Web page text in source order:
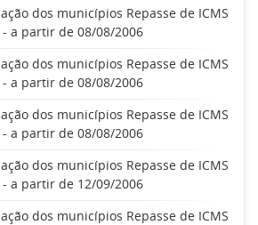
dos municípios Repasse de ICMS
- a partir de 08/08/2006
dos municípios Repasse de ICMS
- a partir de 08/08/2006
dos municípios Repasse de ICMS
- a partir de 08/08/2006
dos municípios Repasse de ICMS
- a partir de 12/09/2006
dos municípios Repasse de ICMS